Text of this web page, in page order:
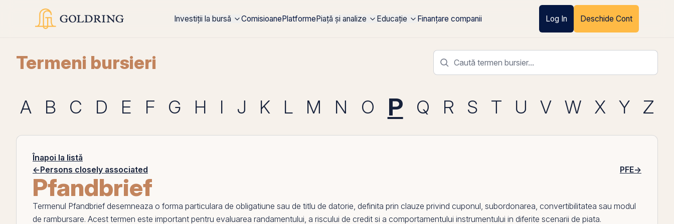
Investiții la bursă ComisioanePlatformePiață și analize Educație Finanțare companii Log In Deschide Cont
Termeni bursieri
A B C D E F G H I J K L M N O P Q R S T U V W X Y Z
Înapoi la listă
←Persons closely associated PFE→
Pfandbrief
Termenul Pfandbriefdesemneaza o forma particulara de obligatiune sau de titlu de datorie, definita prin clauze privind cuponul, subordonarea, convertibilitatea sau modul
de rambursare. Acest termen este important pentru evaluarea randamentului, a riscului de credit si a comportamentului instrumentului in diferite scenarii de piata.